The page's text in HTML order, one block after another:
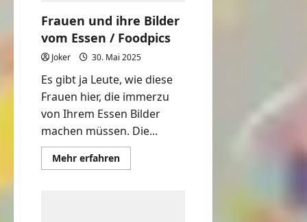
Frauen und ihre Bilder
vom Essen / Foodpics
Joker 30. Mai 2025
Es gibt ja Leute, wie diese
Frauen hier, die immerzu
von Ihrem Essen Bilder
machen müssen. Die...
Mehr erfahrenMehr
Informationen